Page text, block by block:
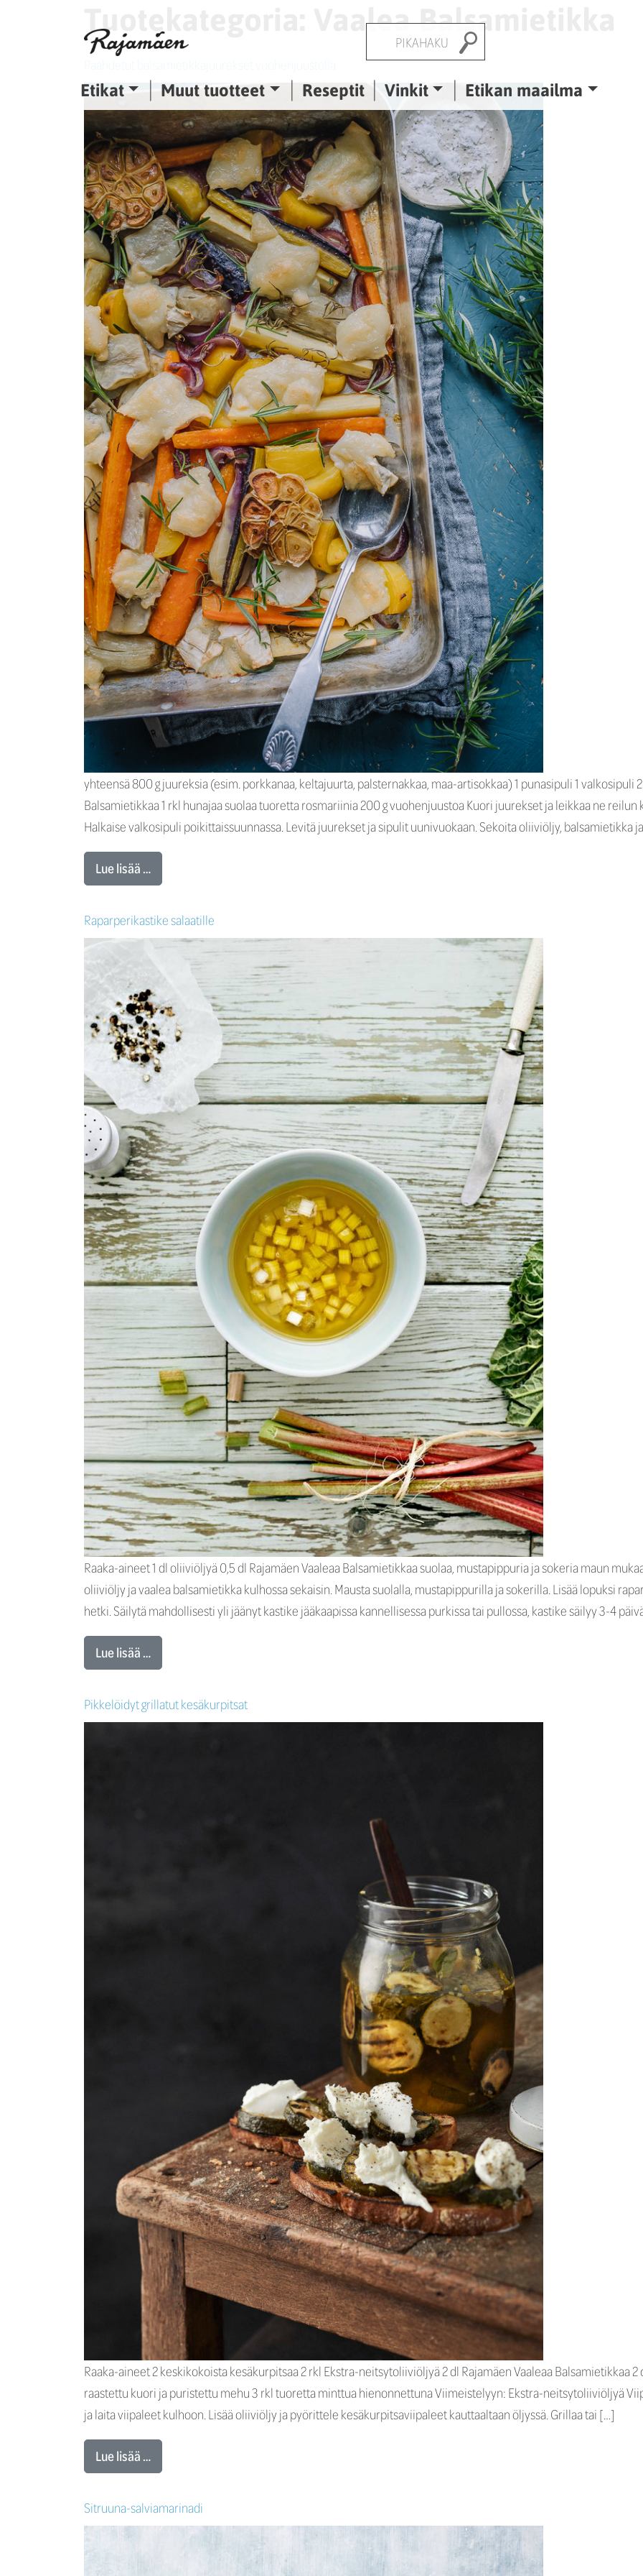
Etikat Muut tuotteet Reseptit Vinkit Etikan maailma
Tuotekategoria: Vaalea Balsamietikka
yhteensä 800 g juureksia (esim. porkkanaa, keltajuurta, palsternakkaa, maa-artisokkaa) 1 punasipuli 1 valkosipuli
Balsamietikkaa 1 rkl hunajaa suolaa tuoretta rosmariinia 200 g vuohenjuustoa Kuori juurekset ja leikkaa ne
Halkaise valkosipuli poikittaissuunnassa. Levitä juurekset ja sipulit uunivuokaan. Sekoita oliiviöljy, balsamietikka
Lue lisää …
Raparperikastike salaatille
Raaka-aineet 1 dl oliiviöljyä 0,5 dl Rajamäen Vaaleaa Balsamietikkaa suolaa, mustapippuria ja sokeria maun
oliiviöljy ja vaalea balsamietikka kulhossa sekaisin. Mausta suolalla, mustapippurilla ja sokerilla. Lisää lopuksi
hetki. Säilytä mahdollisesti yli jäänyt kastike jääkaapissa kannellisessa purkissa tai pullossa, kastike säilyy 3-4
Lue lisää …
Pikkelöidyt grillatut kesäkurpitsat
Raaka-aineet 2 keskikokoista kesäkurpitsaa 2 rkl Ekstra-neitsytoliiviöljyä 2 dl Rajamäen Vaaleaa Balsamietikkaa
raastettu kuori ja puristettu mehu 3 rkl tuoretta minttua hienonnettuna Viimeistelyyn: Ekstra-neitsytoliiviöljyä
ja laita viipaleet kulhoon. Lisää oliiviöljy ja pyörittele kesäkurpitsaviipaleet kauttaaltaan öljyssä. Grillaa tai […]
Lue lisää …
Sitruuna-salviamarinadi